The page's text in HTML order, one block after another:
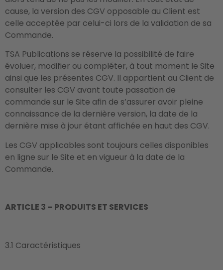
cause, la version des CGV opposable au Client est
celle acceptée par celui-ci lors de la validation de sa
Commande.
TSA Publications se réserve la possibilité de faire
évoluer, modifier ou compléter, à tout moment le Site
ainsi que les présentes CGV. Il appartient au Client de
consulter les CGV avant toute passation de
commande sur le Site afin de s’assurer avoir pleine
connaissance de la dernière version, la date de la
dernière mise à jour étant affichée en haut des CGV.
Les CGV applicables sont toujours celles disponibles
en ligne sur le Site et en vigueur à la date de la
Commande.
ARTICLE 3 – PRODUITS ET SERVICES
3.1 Caractéristiques